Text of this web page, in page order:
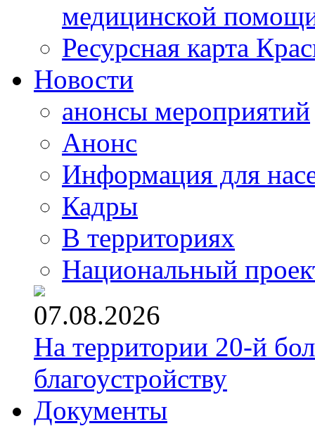
медицинской
Ресурсная карта
Новости
анонсы мероприятий
Анонс
Информация для
Кадры
В территориях
Национальный
07.08.2026
На территории 20-й
благоустройству
Документы